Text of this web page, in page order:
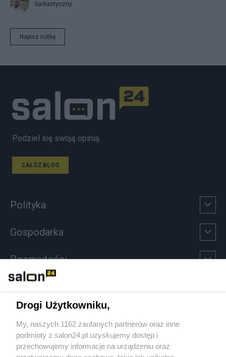
Sarkastyczny
Napisz notkę
Podziel się swoją opinią
ZAŁÓŻ BLOG
Polityka
Gospodarka
Rozmaitości
Sport
Społeczeństwo
Drogi Użytkowniku,
My, naszych 1162 zaufanych partnerów oraz inne
podmioty z salon24.pl uzyskujemy dostęp i
przechowujemy informacje na urządzeniu oraz